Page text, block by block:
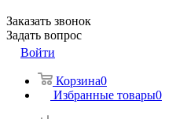
Заказать звонок
Задать вопрос
Войти
Корзина0
Избранные товары0